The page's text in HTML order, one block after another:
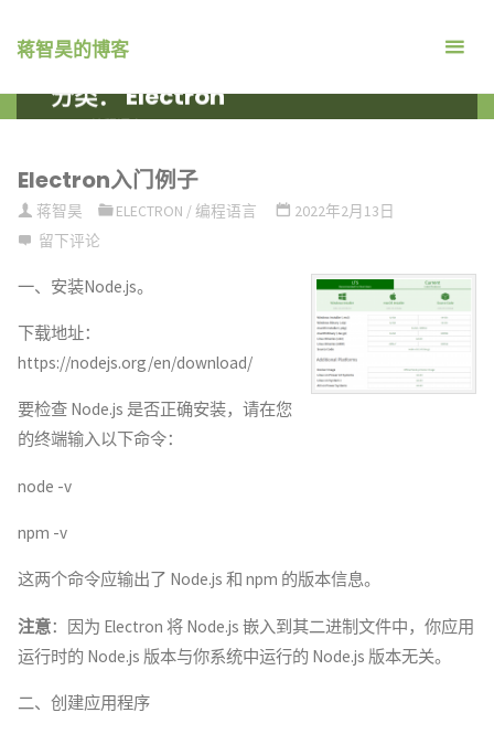
蒋智昊的博客
分类：Electron
Electron入门例子
蒋智昊 ELECTRON / 编程语言
2022年2月13日
留下评论
一、安装Node.js。
下载地址：
https://nodejs.org/en/download/
要检查 Node.js 是否正确安装，请在您
的终端输入以下命令：
node -v
npm -v
这两个命令应输出了 Node.js 和 npm 的版本信息。
注意：因为 Electron 将 Node.js 嵌入到其二进制文件中，你应用
运行时的 Node.js 版本与你系统中运行的 Node.js 版本无关。
二、创建应用程序